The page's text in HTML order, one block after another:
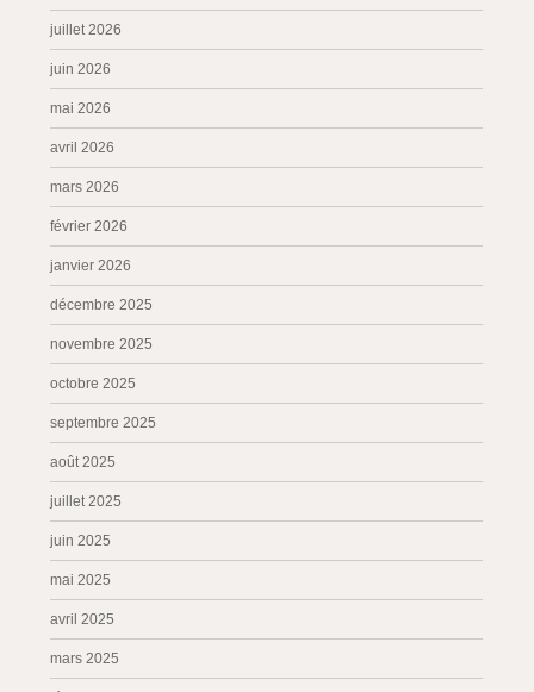
juillet 2026
juin 2026
mai 2026
avril 2026
mars 2026
février 2026
janvier 2026
décembre 2025
novembre 2025
octobre 2025
septembre 2025
août 2025
juillet 2025
juin 2025
mai 2025
avril 2025
mars 2025